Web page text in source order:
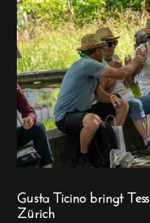
Gusta Ticino bringt
Zürich